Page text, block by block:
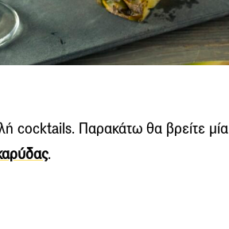
cocktails. Παρακάτω θα βρείτε μία
.